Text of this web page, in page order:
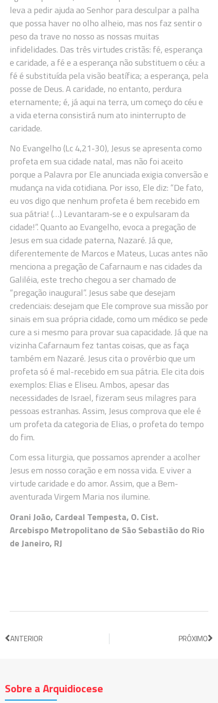
leva a pedir ajuda ao Senhor para desculpar a palha
que possa haver no olho alheio, mas nos faz sentir o
peso da trave no nosso as nossas muitas
infidelidades. Das três virtudes cristãs: fé, esperança
e caridade, a fé e a esperança não substituem o céu: a
fé é substituída pela visão beatífica; a esperança, pela
posse de Deus. A caridade, no entanto, perdura
eternamente; é, já aqui na terra, um começo do céu e
a vida eterna consistirá num ato ininterrupto de
caridade.
No Evangelho (Lc 4,21-30),Jesus se apresenta como
profeta em sua cidade natal, mas não foi aceito
porque a Palavra por Ele anunciada exigia conversão e
mudança na vida cotidiana. Por isso, Ele diz: “De fato,
eu vos digo que nenhum profeta é bem recebido em
sua pátria! (…) Levantaram-se e o expulsaram da
cidade!”. Quanto ao Evangelho, evoca a pregação de
Jesus em sua cidade paterna, Nazaré. Já que,
diferentemente de Marcos e Mateus, Lucas antes não
menciona a pregação de Cafarnaum e nas cidades da
Galiléia, este trecho chegou a ser chamado de
“pregação inaugural”. Jesus sabe que desejam
credenciais: desejam que Ele comprove sua missão por
sinais em sua própria cidade, como um médico se pede
cure a si mesmo para provar sua capacidade. Já que na
vizinha Cafarnaum fez tantas coisas, que as faça
também em Nazaré. Jesus cita o provérbio que um
profeta só é mal-recebido em sua pátria. Ele cita dois
exemplos: Elias e Eliseu. Ambos, apesar das
necessidades de Israel, fizeram seus milagres para
pessoas estranhas. Assim, Jesus comprova que ele é
um profeta da categoria de Elias, o profeta do tempo
do fim.
Com essa liturgia, que possamos aprender a acolher
Jesus em nosso coração e em nossa vida. E viver a
virtude caridade e do amor. Assim, que a Bem-
aventurada Virgem Maria nos ilumine.
Orani João, Cardeal Tempesta, O. Cist.
Arcebispo Metropolitano de São Sebastião do Rio
de Janeiro, RJ
ANTERIOR PRÓXIMO
Sobre a Arquidiocese